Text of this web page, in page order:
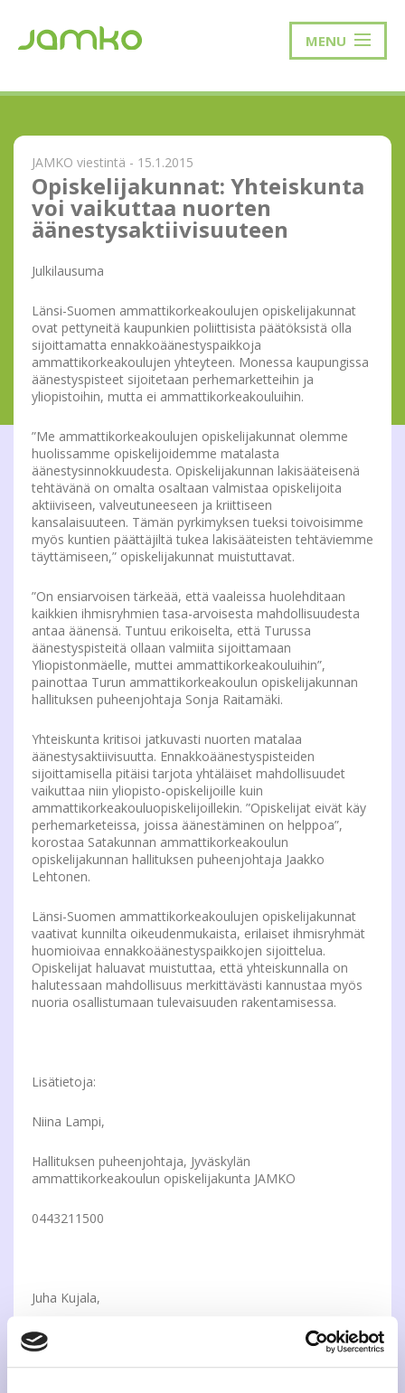
MENU
JAMKO viestintä - 15.1.2015
Opiskelijakunnat: Yhteiskunta
voi vaikuttaa nuorten
äänestysaktiivisuuteen
Julkilausuma
Länsi-Suomen ammattikorkeakoulujen opiskelijakunnat
ovat pettyneitä kaupunkien poliittisista päätöksistä olla
sijoittamatta ennakkoäänestyspaikkoja
ammattikorkeakoulujen yhteyteen. Monessa kaupungissa
äänestyspisteet sijoitetaan perhemarketteihin ja
yliopistoihin, mutta ei ammattikorkeakouluihin.
”Me ammattikorkeakoulujen opiskelijakunnat olemme
huolissamme opiskelijoidemme matalasta
äänestysinnokkuudesta. Opiskelijakunnan lakisääteisenä
tehtävänä on omalta osaltaan valmistaa opiskelijoita
aktiiviseen, valveutuneeseen ja kriittiseen
kansalaisuuteen. Tämän pyrkimyksen tueksi toivoisimme
myös kuntien päättäjiltä tukea lakisääteisten tehtäviemme
täyttämiseen,” opiskelijakunnat muistuttavat.
”On ensiarvoisen tärkeää, että vaaleissa huolehditaan
kaikkien ihmisryhmien tasa-arvoisesta mahdollisuudesta
antaa äänensä. Tuntuu erikoiselta, että Turussa
äänestyspisteitä ollaan valmiita sijoittamaan
Yliopistonmäelle, muttei ammattikorkeakouluihin”,
painottaa Turun ammattikorkeakoulun opiskelijakunnan
hallituksen puheenjohtaja Sonja Raitamäki.
Yhteiskunta kritisoi jatkuvasti nuorten matalaa
äänestysaktiivisuutta. Ennakkoäänestyspisteiden
sijoittamisella pitäisi tarjota yhtäläiset mahdollisuudet
vaikuttaa niin yliopisto-opiskelijoille kuin
ammattikorkeakouluopiskelijoillekin. ”Opiskelijat eivät käy
perhemarketeissa, joissa äänestäminen on helppoa”,
korostaa Satakunnan ammattikorkeakoulun
opiskelijakunnan hallituksen puheenjohtaja Jaakko
Lehtonen.
Länsi-Suomen ammattikorkeakoulujen opiskelijakunnat
vaativat kunnilta oikeudenmukaista, erilaiset ihmisryhmät
huomioivaa ennakkoäänestyspaikkojen sijoittelua.
Opiskelijat haluavat muistuttaa, että yhteiskunnalla on
halutessaan mahdollisuus merkittävästi kannustaa myös
nuoria osallistumaan tulevaisuuden rakentamisessa.
Lisätietoja:
Niina Lampi,
Hallituksen puheenjohtaja, Jyväskylän
ammattikorkeakoulun opiskelijakunta JAMKO
0443211500
Juha Kujala,
Hallituksen puheenjohtaja, Centria-ammattikorkeakoulun
opiskelijakunta COPSA